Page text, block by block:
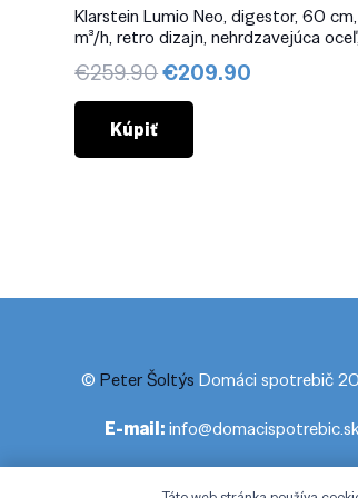
Klarstein Lumio Neo, digestor, 60
m³/h, retro dizajn, nehrdzavejúca
€259.90Pôvodná
cena
€259.90.
€209.90
Kúpiť
© Peter Šoltýs Domáci spotrebič
E-mail:info@domacispotrebic.sk